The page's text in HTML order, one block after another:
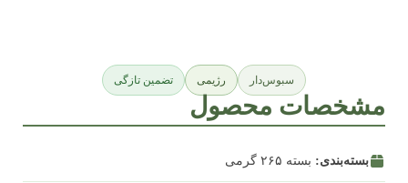
سبوس‌دار رژیمی تضمین تازگی
مشخصات محصول
بسته‌بندی:بسته ۲۶۵ گرمی